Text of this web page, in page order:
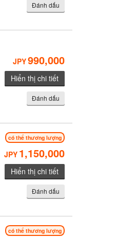
Đánh dấu
JPY990,000
Hiển thị chi tiết
Đánh dấu
có thể thương lượng
JPY 1,150,000
Hiển thị chi tiết
Đánh dấu
có thể thương lượng